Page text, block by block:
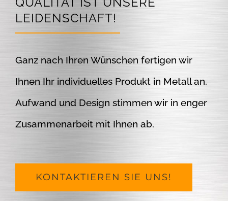
LEIDENSCHAFT!
Ganz nach Ihren Wünschen fertigen wir
Ihnen Ihr individuelles Produkt in Metall an.
Aufwand und Design stimmen wir in enger
Zusammenarbeit mit Ihnen ab.
KONTAKTIEREN SIE UNS!